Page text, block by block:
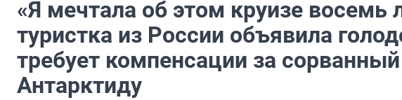
«Я мечтала об этом круизе восемь
туристка из России объявила
требует компенсации за
Антарктиду